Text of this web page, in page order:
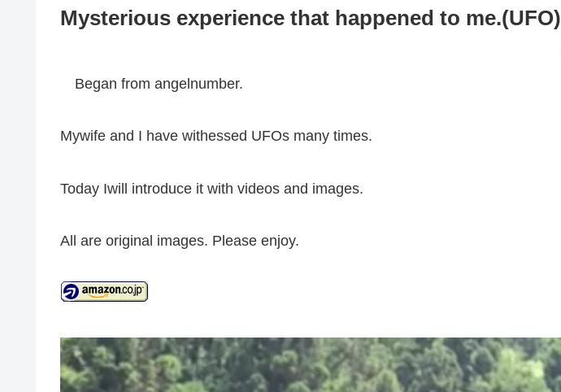
Mysterious experience that happened to me.(UFO)
Began from angelnumber.
Mywife and I have withessed UFOs many times.
Today Iwill introduce it with videos and images.
All are original images. Please enjoy.